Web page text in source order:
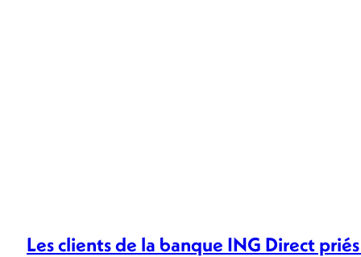
Les clients de la banque ING Direct